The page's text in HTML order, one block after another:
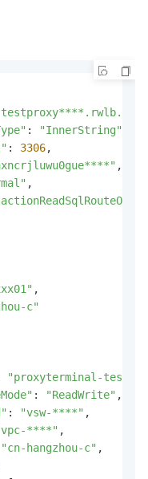
: "InnerString"
: 3306,
,
,
,
c"
"proxyterminal-test"
: "ReadWrite" ,
: "vsw-****" ,
****" ,
"cn-hangzhou-c" ,